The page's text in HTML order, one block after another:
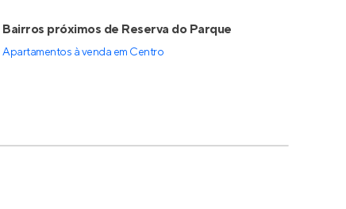
Bairros próximos de Reserva do Parque
Apartamentos à venda em Centro